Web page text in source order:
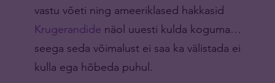
vastu võeti ning ameeriklased hakkasid
Krugerandide näol uuesti kulda koguma…
seega seda võimalust ei saa ka välistada ei
kulla ega hõbeda puhul.